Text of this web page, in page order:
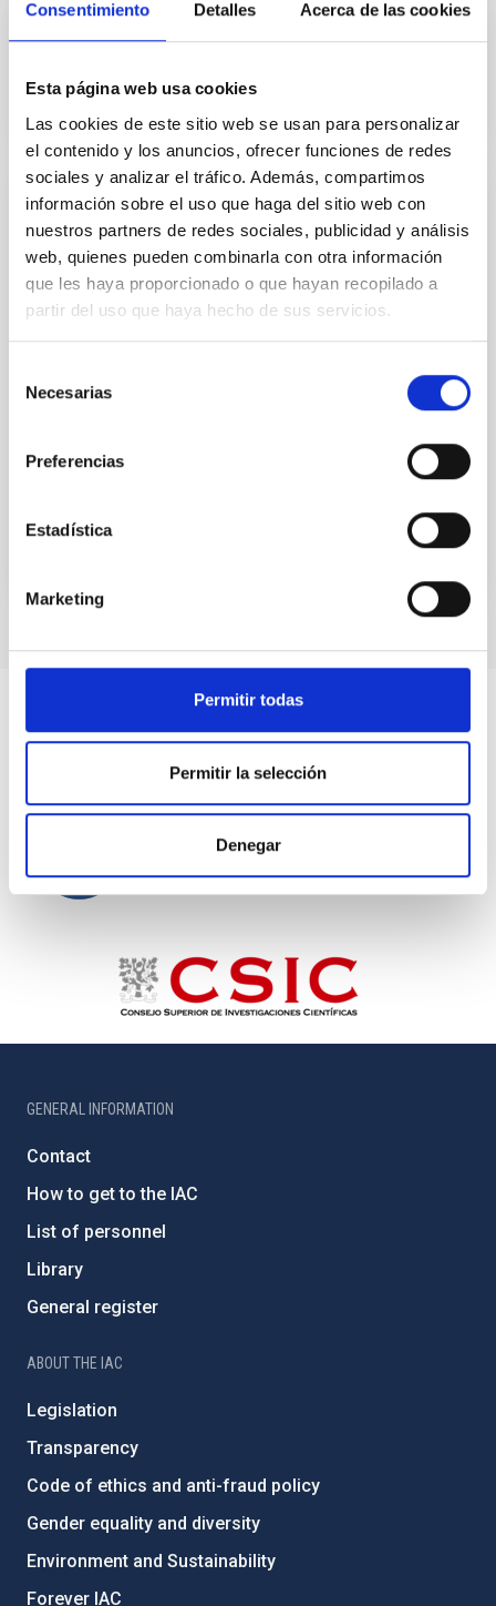
Consentimiento Detalles Acerca de las cookies
Esta página web usa cookies
Las cookies de este sitio web se usan para personalizar
el contenido y los anuncios, ofrecer funciones de redes
sociales y analizar el tráfico. Además, compartimos
información sobre el uso que haga del sitio web con
nuestros partners de redes sociales, publicidad y análisis
web, quienes pueden combinarla con otra información
que les haya proporcionado o que hayan recopilado a
partir del uso que haya hecho de sus servicios.
Necesarias
Preferencias
Estadística
Marketing
Permitir todas
Permitir la selección
Denegar
In-force date 02/01/2017
12/31/2020
Not in force
Adenda al Convenio de colaboración entre
el IAC, Fundación CajaCanarias y Fundación
La Caixa para el programa internacional de
Becas de Doctorado
El objeto es la adhesión de la Fundación CajaCanarias
2013 con la finalidad de colaborar conjuntamente en
In-force date
GENERAL INFORMATION
Contact
How to get to the IAC
List of personnel
Library
General register
ABOUT THE IAC
Legislation
Transparency
Code of ethics and anti-fraud policy
Gender equality and diversity
Environment and Sustainability
Forever IAC